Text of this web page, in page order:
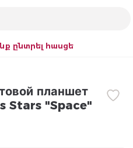
ընտրել հասցե
планшет
Stars "Space"